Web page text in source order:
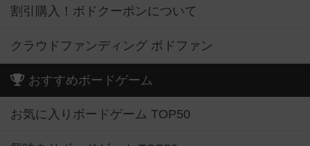
割引購入！ボドクーポンについて
クラウドファンディング ボドファン
おすすめボードゲーム
お気に入りボードゲーム TOP50